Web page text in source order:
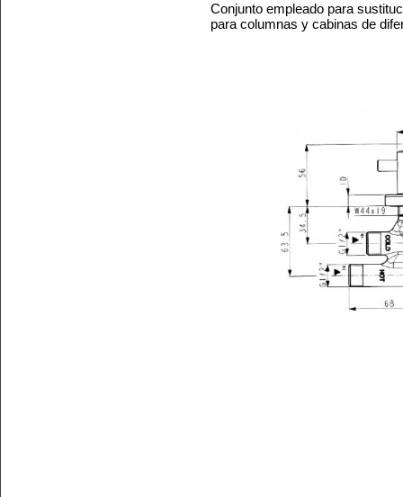
Conjunto empleado para
para columnas y cabinas de